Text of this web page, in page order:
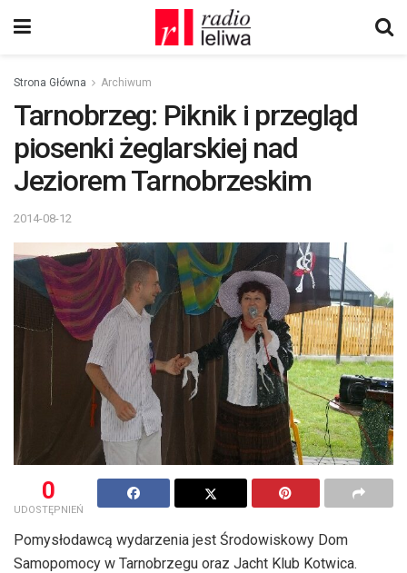
Strona Główna Archiwum
Tarnobrzeg: Piknik i przegląd
piosenki żeglarskiej nad
Jeziorem Tarnobrzeskim
2014-08-12
0
UDOSTĘPNIEŃ
Pomysłodawcą wydarzenia jest Środowiskowy Dom
Samopomocy w Tarnobrzegu oraz Jacht Klub Kotwica.